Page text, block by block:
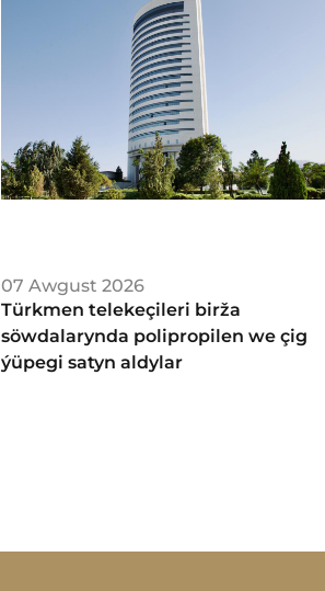
07 Awgust 2026
Türkmen telekeçileri birža
söwdalarynda polipropilen we çig
ýüpegi satyn aldylar